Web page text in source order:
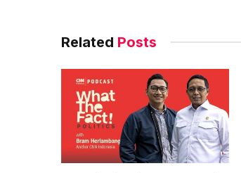
Related Posts